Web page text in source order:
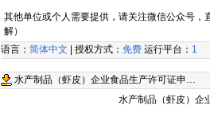
其他单位或个人需要提供，请关注微信公众号
解）
语言： 简体中文 | 授权方式： 免费 运行平台： 1
水产制品（虾皮）企业食品生产许可证申…
水产制品（虾皮）企